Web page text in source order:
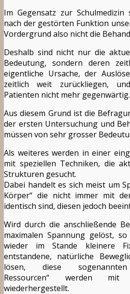
Im Gegensatz zur
nach der gestörten Funktion
Vordergrund also nicht die
Deshalb sind nicht nur die
Bedeutung, sondern deren
eigentliche Ursache, der
zeitlich weit zurückliegen,
Patienten nicht mehr gegenwärtig.
Aus diesem Grund ist die
der ersten Untersuchung und
müssen von sehr grosser
Als weiteres werden in einer
mit speziellen Techniken, die
Strukturen gesucht.
Dabei handelt es sich meist um
Körper“ die nicht immer mit
identisch sind, diesen jedoch
Wird durch die anschließende
maximalen Spannung gelöst,
wieder im Stande kleinere
entstandene, natürliche
lösen, diese sogenannten
Ressourcen“ werden mit
wiederhergestellt.